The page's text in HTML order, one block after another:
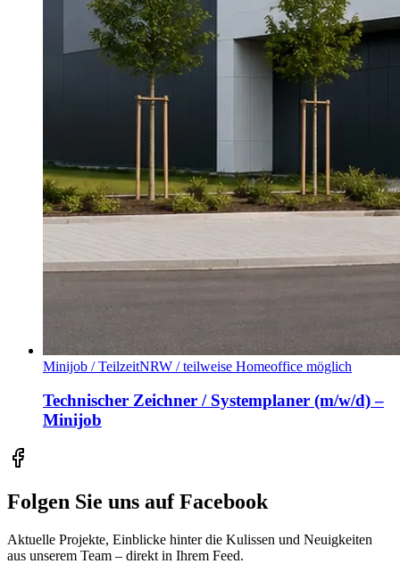
Minijob / TeilzeitNRW / teilweise Homeoffice möglich
Technischer Zeichner / Systemplaner (m/w/d) –
Minijob
Folgen Sie uns auf Facebook
Aktuelle Projekte, Einblicke hinter die Kulissen und Neuigkeiten
aus unserem Team – direkt in Ihrem Feed.